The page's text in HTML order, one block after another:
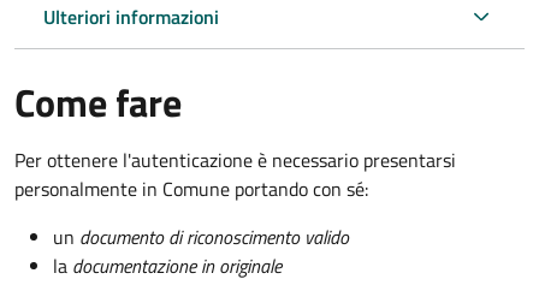
Ulteriori informazioni
Come fare
Per ottenere l'autenticazione è necessario presentarsi
personalmente in Comune portando con sé:
un documento di riconoscimento valido
la documentazione in originale